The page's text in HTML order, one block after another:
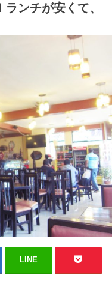
ンチが安くて、
LINE